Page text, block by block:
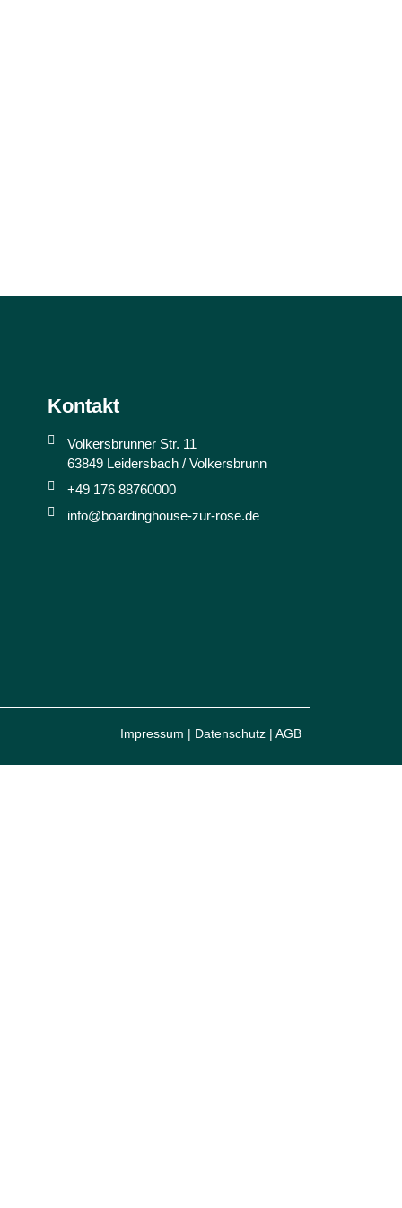
Kontakt
Volkersbrunner Str. 11
63849 Leidersbach / Volkersbrunn
+49 176 88760000
info@boardinghouse-zur-rose.de
Impressum | Datenschutz | AGB